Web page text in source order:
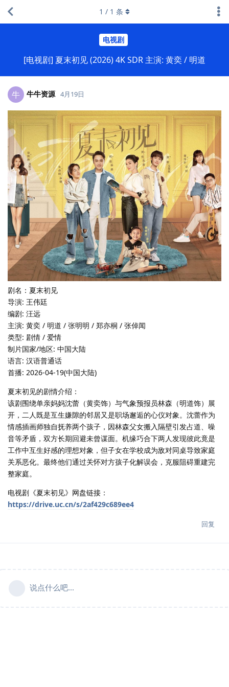
电视剧
[电视剧] 夏末初见 (2026) 4K SDR 主演: 黄奕 / 明道
1 / 1 条
牛 牛牛资源 4月19日
剧名：夏末初见
导演: 王伟廷
编剧: 汪远
主演: 黄奕 / 明道 / 张明明 / 郑亦桐 / 张倬闻
类型: 剧情 / 爱情
制片国家/地区: 中国大陆
语言: 汉语普通话
首播: 2026-04-19(中国大陆)
夏末初见的剧情介绍：
该剧围绕单亲妈妈沈蕾（黄奕饰）与气象预报员林森（明道饰）展
开，二人既是互生嫌隙的邻居又是职场邂逅的心仪对象。沈蕾作为
情感插画师独自抚养两个孩子，因林森父女搬入隔壁引发占道、噪
音等矛盾，双方长期回避未曾谋面。机缘巧合下两人发现彼此竟是
工作中互生好感的理想对象，但子女在学校成为敌对同桌导致家庭
关系恶化。最终他们通过关怀对方孩子化解误会，克服阻碍重建完
整家庭。
电视剧《夏末初见》网盘链接：
https://drive.uc.cn/s/2af429c689ee4
回复
说点什么吧...